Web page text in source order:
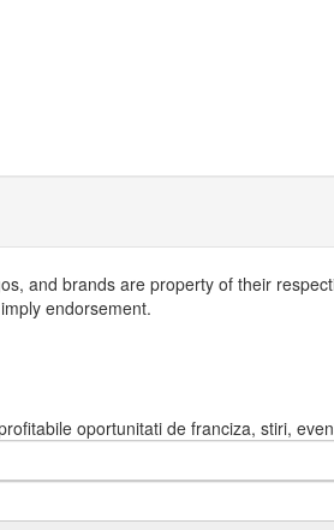
and brands are property of their
endorsement.
oportunitati de franciza, stiri,